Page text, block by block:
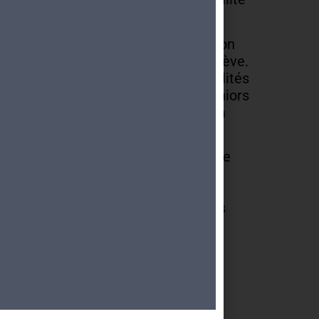
anime l’esprit du MDA-Genève et son
des seniors du canton de Genève.
vie souvent bien remplie par les réalités
et sociales, les seniors
connaissances et d’expériences à
nos ressources et une multitude
individuel et social des aînés